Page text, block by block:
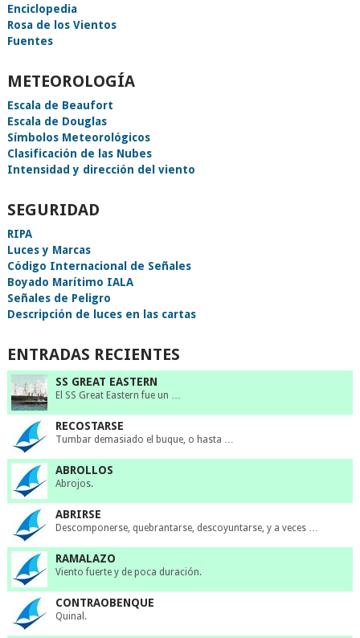
Enciclopedia
Rosa de los Vientos
Fuentes
METEOROLOGÍA
Escala de Beaufort
Escala de Douglas
Símbolos Meteorológicos
Clasificación de las Nubes
Intensidad y dirección del viento
SEGURIDAD
RIPA
Luces y Marcas
Código Internacional de Señales
Boyado Marítimo IALA
Señales de Peligro
Descripción de luces en las cartas
ENTRADAS RECIENTES
SS GREAT EASTERN
El SS Great Eastern fue un …
RECOSTARSE
Tumbar demasiado el buque, o hasta …
ABROLLOS
Abrojos.
ABRIRSE
Descomponerse, quebrantarse, descoyuntarse, y a veces …
RAMALAZO
Viento fuerte y de poca duración.
CONTRAOBENQUE
Quinal.